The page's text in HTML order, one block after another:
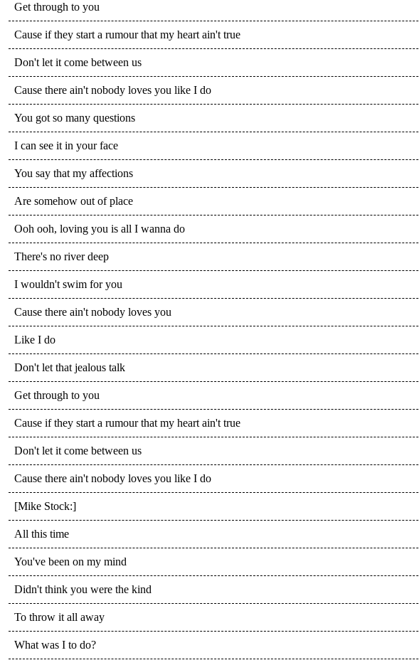
Get through to you
Cause if they start a rumour that my heart ain't true
Don't let it come between us
Cause there ain't nobody loves you like I do
You got so many questions
I can see it in your face
You say that my affections
Are somehow out of place
Ooh ooh, loving you is all I wanna do
There's no river deep
I wouldn't swim for you
Cause there ain't nobody loves you
Like I do
Don't let that jealous talk
Get through to you
Cause if they start a rumour that my heart ain't true
Don't let it come between us
Cause there ain't nobody loves you like I do
[Mike Stock:]
All this time
You've been on my mind
Didn't think you were the kind
To throw it all away
What was I to do?